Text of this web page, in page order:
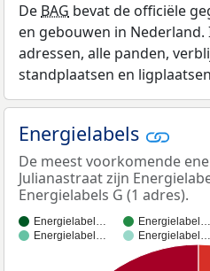
De BAG bevat de officiële
en gebouwen in Nederland.
adressen, alle panden,
standplaatsen en
Energielabels
De meest voorkomende
Julianastraat zijn
Energielabels G (1 adres).
Energielabel… Energielabel…
Energielabel…
Energielabel…